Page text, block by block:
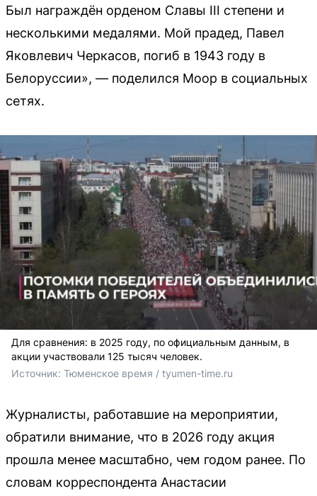
Был награждён орденом Славы III степени и
несколькими медалями. Мой прадед, Павел
Яковлевич Черкасов, погиб в 1943 году в
Белоруссии», — поделился Моор в социальных
сетях.
Для сравнения: в 2025 году, по официальным данным, в
акции участвовали 125 тысяч человек.
Источник: Тюменское время / tyumen-time.ru
Журналисты, работавшие на мероприятии,
обратили внимание, что в 2026 году акция
прошла менее масштабно, чем годом ранее. По
словам корреспондента Анастасии